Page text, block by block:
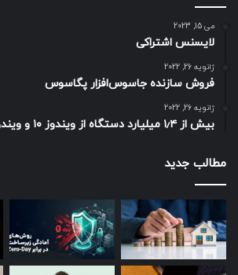
می 15, 2023
لایسنس اشتراکی
ژانویه 26, 2022
فروش سازنده جاسوس‌افزار پگاسوس
ژانویه 26, 2022
بیش از ۱٫۴ میلیارد دستگاه از ویندوز ۱۰ و ویندوز ۱۱ استفاده می‌کنند
مطالب جدید